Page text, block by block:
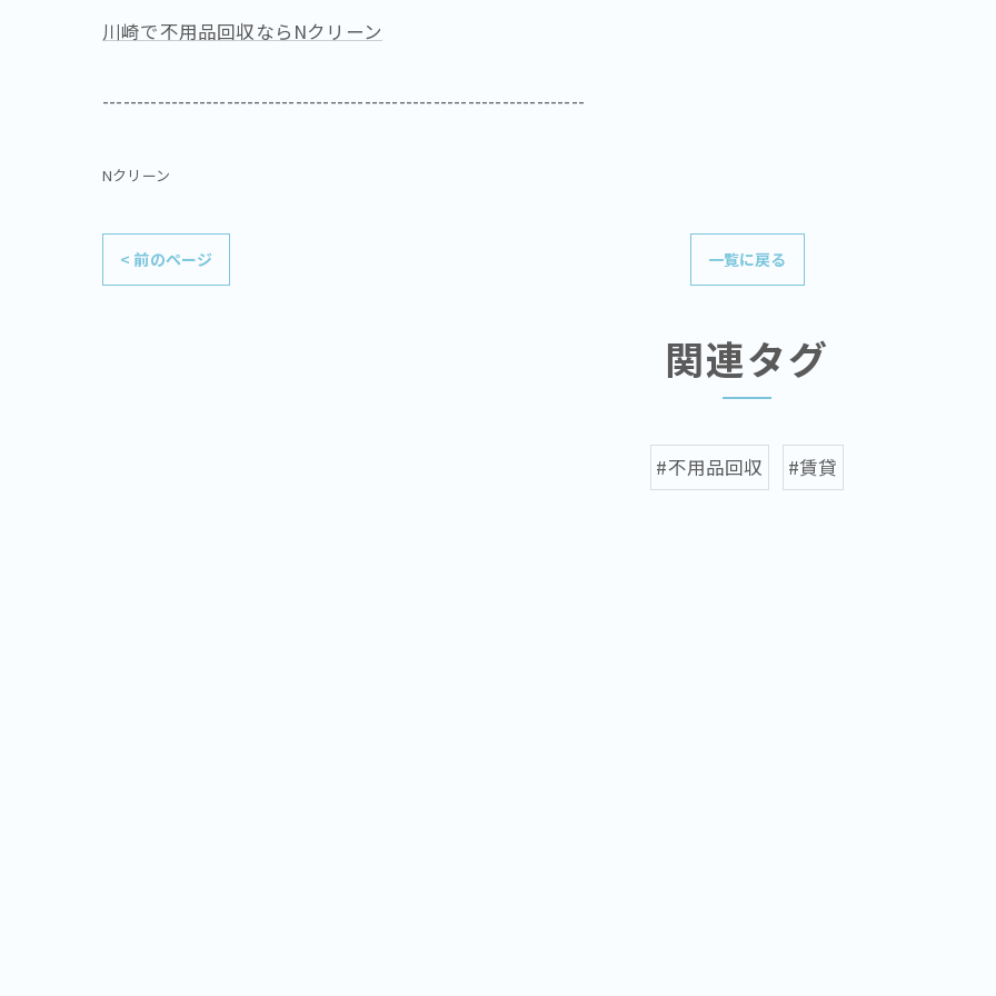
川崎で不用品回収ならNクリーン
----------------------------------------------------------------------
Nクリーン
< 前のページ 一覧に戻る
関連タグ
#不用品回収 #賃貸